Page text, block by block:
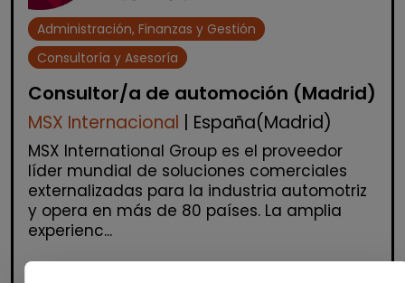
Administración, Finanzas y Gestión
Consultoría y Asesoría
Consultor/a de automoción (Madrid)
MSX Internacional | España(Madrid)
MSX International Group es el proveedor
líder mundial de soluciones comerciales
externalizadas para la industria automotriz
y opera en más de 80 países. La amplia
experienc...